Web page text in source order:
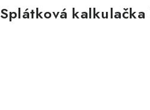
Nákup na splátky ESSOX
Splátková kalkulačka